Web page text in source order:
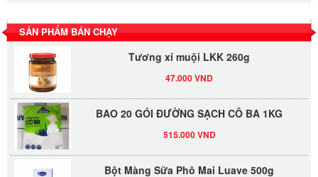
SẢN PHẨM BÁN CHẠY
BAO 20 GÓI ĐƯỜNG SẠCH CÔ BA 1KG